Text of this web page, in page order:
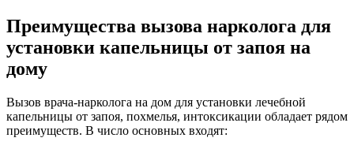
Преимущества вызова нарколога для
установки капельницы от запоя на
дому
Вызов врача-нарколога на дом для установки лечебной
капельницы от запоя, похмелья, интоксикации обладает рядом
преимуществ. В число основных входят: